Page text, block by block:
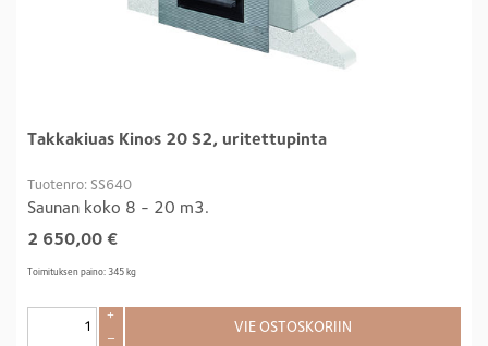
Takkakiuas Kinos 20 S2, uritettupinta
Tuotenro: SS640
Saunan koko 8 - 20 m3.
2 650,00 €
Toimituksen paino: 345 kg
+
–
VIE OSTOSKORIIN